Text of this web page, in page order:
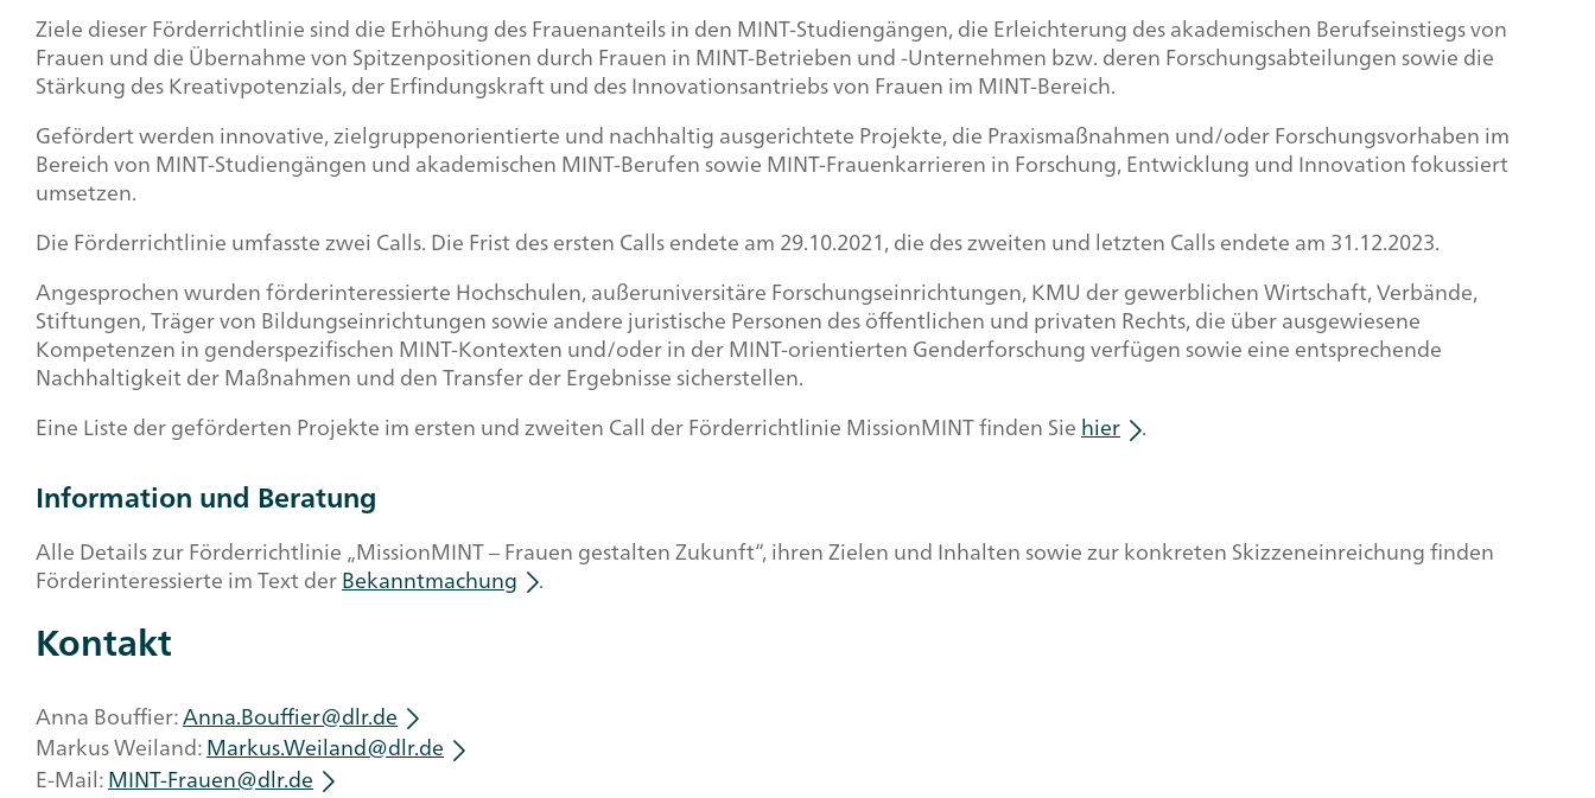
Ziele dieser Förderrichtlinie sind die Erhöhung des Frauenanteils in den MINT-Studiengängen, die Erleichterung des akademischen Berufseinstiegs von
Frauen und die Übernahme von Spitzenpositionen durch Frauen in MINT-Betrieben und -Unternehmen bzw. deren Forschungsabteilungen sowie die
Stärkung des Kreativpotenzials, der Erfindungskraft und des Innovationsantriebs von Frauen im MINT-Bereich.
Gefördert werden innovative, zielgruppenorientierte und nachhaltig ausgerichtete Projekte, die Praxismaßnahmen und/oder Forschungsvorhaben im
Bereich von MINT-Studiengängen und akademischen MINT-Berufen sowie MINT-Frauenkarrieren in Forschung, Entwicklung und Innovation fokussiert
umsetzen.
Die Förderrichtlinie umfasste zwei Calls. Die Frist des erstenCallsendete am 29.10.2021, die des zweiten und letzten Calls endete am 31.12.2023.
Angesprochen wurden förderinteressierte Hochschulen, außeruniversitäre Forschungseinrichtungen, KMU der gewerblichen Wirtschaft, Verbände,
Stiftungen, Träger von Bildungseinrichtungen sowie andere juristische Personen des öffentlichen und privaten Rechts, die über ausgewiesene
Kompetenzen in genderspezifischen MINT-Kontexten und/oder in der MINT-orientierten Genderforschung verfügen sowie eine entsprechende
Nachhaltigkeit der Maßnahmen und den Transfer der Ergebnisse sicherstellen.
Eine Liste der geförderten Projekte im ersten und zweiten Call der Förderrichtlinie MissionMINT finden Siehier .
Information und Beratung
Alle Details zur Förderrichtlinie „MissionMINT – Frauen gestalten Zukunft“, ihren Zielen und Inhalten sowie zur konkreten Skizzeneinreichung finden
Förderinteressierte im Text derBekanntmachung .
Kontakt
Anna Bouffier:Anna.Bouffier@dlr.de
Markus Weiland:Markus.Weiland@dlr.de
E-Mail:MINT-Frauen@dlr.de